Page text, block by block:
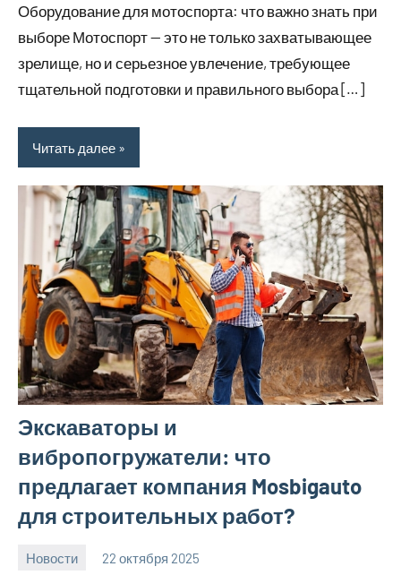
Оборудование для мотоспорта: что важно знать при
выборе Мотоспорт — это не только захватывающее
зрелище, но и серьезное увлечение, требующее
тщательной подготовки и правильного выбора […]
Читать далее
Экскаваторы и
вибропогружатели: что
предлагает компания Mosbigauto
для строительных работ?
Новости 22 октября 2025